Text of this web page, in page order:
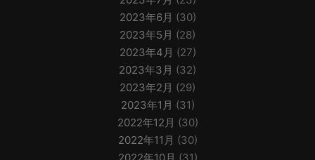
2023年6月 (30)
2023年5月 (28)
2023年4月 (27)
2023年3月 (32)
2023年2月 (29)
2023年1月 (31)
2022年12月 (30)
2022年11月 (30)